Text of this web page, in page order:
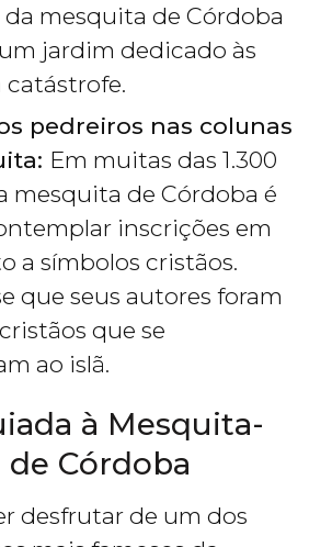
da mesquita de Córdoba
jardim dedicado às
catástrofe.
pedreiros nas colunas
Em muitas das 1.300
mesquita de Córdoba é
inscrições em
a símbolos cristãos.
que seus autores foram
que se
ao islã.
à Mesquita-
de Córdoba
desfrutar de um dos